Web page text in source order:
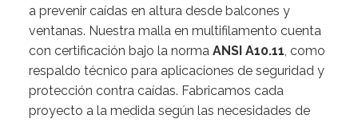
a prevenir caídas en altura desde balcones y
ventanas. Nuestra malla en multifilamento cuenta
con certificación bajo la norma ANSI A10.11 , como
respaldo técnico para aplicaciones de seguridad y
protección contra caídas. Fabricamos cada
proyecto a la medida según las necesidades de